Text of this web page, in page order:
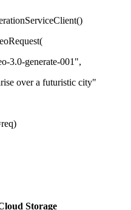
3.0-generate-001",
over a futuristic city"
Storage